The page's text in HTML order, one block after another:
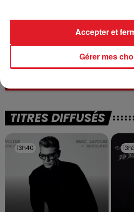
WINGLES: UN JEUNE PERD
La victime a coulé à pic
TITRES DIFFUSÉS
13h40
13h40
Gérer mes
Accepter et